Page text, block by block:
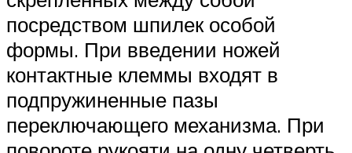
посредством шпилек особой
формы. При введении ножей
контактные клеммы входят в
подпружиненные пазы
переключающего механизма. При